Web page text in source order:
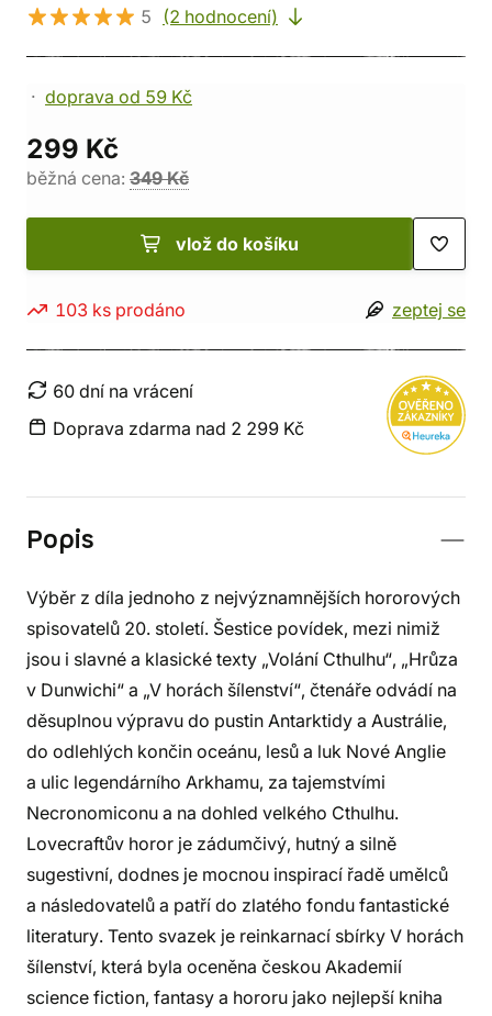
5
(2 hodnocení)
doprava od 59 Kč
299 Kč
běžná cena: 349 Kč
vlož do košíku
103 ks prodáno zeptej se
60 dní na vrácení
Doprava zdarma nad 2 299 Kč
Popis
Výběr z díla jednoho z nejvýznamnějších hororových
spisovatelů 20. století. Šestice povídek, mezi nimiž
jsou i slavné a klasické texty „Volání Cthulhu“, „Hrůza
v Dunwichi“ a „V horách šílenství“, čtenáře odvádí na
děsuplnou výpravu do pustin Antarktidy a Austrálie,
do odlehlých končin oceánu, lesů a luk Nové Anglie
a ulic legendárního Arkhamu, za tajemstvími
Necronomiconu a na dohled velkého Cthulhu.
Lovecraftův horor je zádumčivý, hutný a silně
sugestivní, dodnes je mocnou inspirací řadě umělců
a následovatelů a patří do zlatého fondu fantastické
literatury. Tento svazek je reinkarnací sbírky V horách
šílenství, která byla oceněna českou Akademií
science fiction, fantasy a hororu jako nejlepší kniha